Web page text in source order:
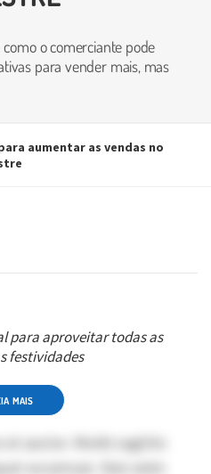
como o comerciante pode
para vender mais, mas
aumentar as vendas no
para aproveitar todas as
festividades
MAIS
et auctor. Morbi sagittis
accumsan. Duis enim